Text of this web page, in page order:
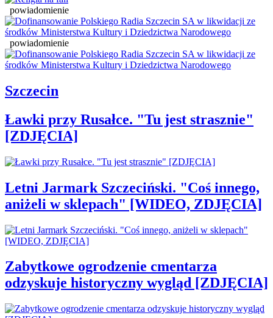
powiadomienie
powiadomienie
Szczecin
Ławki przy Rusałce. "Tu jest strasznie"
[ZDJĘCIA]
Letni Jarmark Szczeciński. "Coś innego,
aniżeli w sklepach" [WIDEO, ZDJĘCIA]
Zabytkowe ogrodzenie cmentarza
odzyskuje historyczny wygląd [ZDJĘCIA]